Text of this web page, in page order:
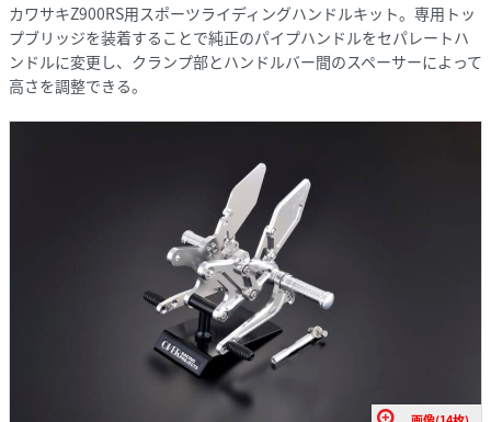
カワサキZ900RS用スポーツライディングハンドルキット。専用トッ
プブリッジを装着することで純正のパイプハンドルをセパレートハ
ンドルに変更し、クランプ部とハンドルバー間のスペーサーによって
高さを調整できる。